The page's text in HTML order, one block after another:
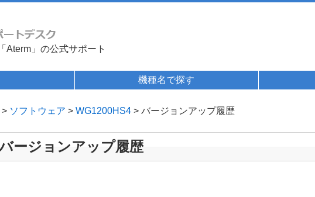
Aterm」の公式サポート
機種名で探す
> ソフトウェア >WG1200HS4 > バージョンアップ履歴
ージョンアップ履歴